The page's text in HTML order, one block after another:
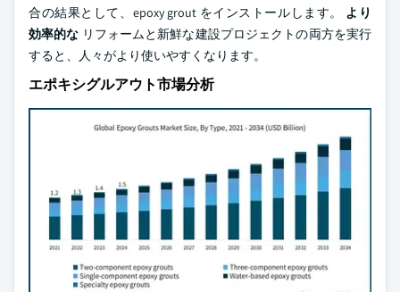
合の結果として、epoxy grout をインストールします。 より
効率的な リフォームと新鮮な建設プロジェクトの両方を実行
すると、人々がより使いやすくなります。
エポキシグルアウト市場分析